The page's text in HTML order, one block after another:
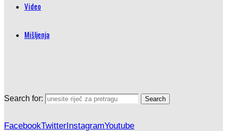
Video
Mišljenja
Search for: Search
FacebookTwitterInstagramYoutube